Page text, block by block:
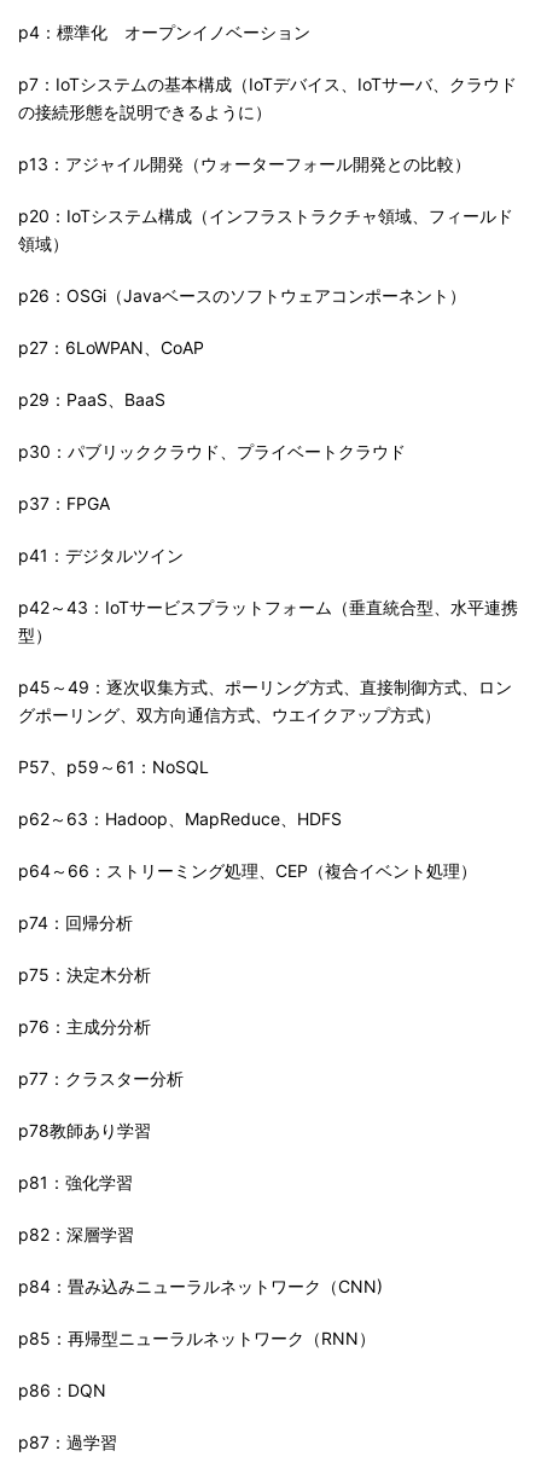
p4：標準化 オープンイノベーション
p7：IoTシステムの基本構成（IoTデバイス、IoTサーバ、クラウド
の接続形態を説明できるように）
p13：アジャイル開発（ウォーターフォール開発との比較）
p20：IoTシステム構成（インフラストラクチャ領域、フィールド
領域）
p26：OSGi（Javaベースのソフトウェアコンポーネント）
p27：6LoWPAN、CoAP
p29：PaaS、BaaS
p30：パブリッククラウド、プライベートクラウド
p37：FPGA
p41：デジタルツイン
p42～43：IoTサービスプラットフォーム（垂直統合型、水平連携
型）
p45～49：逐次収集方式、ポーリング方式、直接制御方式、ロン
グポーリング、双方向通信方式、ウエイクアップ方式）
P57、p59～61：NoSQL
p62～63：Hadoop、MapReduce、HDFS
p64～66：ストリーミング処理、CEP（複合イベント処理）
p74：回帰分析
p75：決定木分析
p76：主成分分析
p77：クラスター分析
p78教師あり学習
p81：強化学習
p82：深層学習
p84：畳み込みニューラルネットワーク（CNN)
p85：再帰型ニューラルネットワーク（RNN）
p86：DQN
p87：過学習